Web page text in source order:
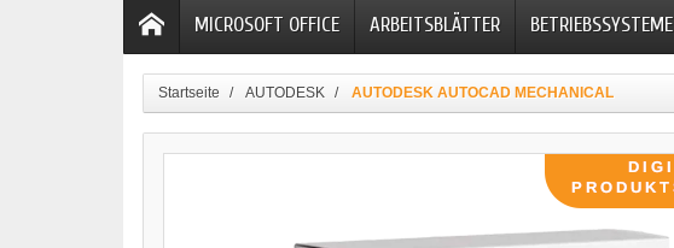
MICROSOFT OFFICE ARBEITSBLÄTTER BETRIEBSSYSTEME
Startseite AUTODESK AUTODESK AUTOCAD MECHANICAL